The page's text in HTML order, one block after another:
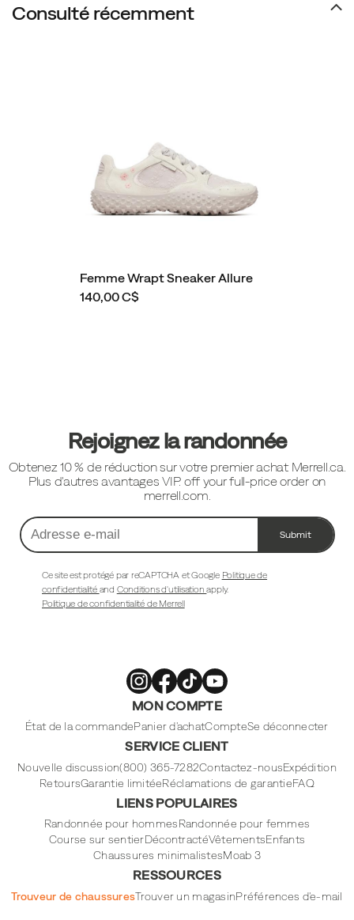
Consulté récemment
Femme Wrapt Sneaker Allure
140,00 C$
page
Rejoignez la randonnée
Obtenez 10 % de réduction sur votre premier achat Merrell.ca.
Plus d'autres avantages VIP. off your full-price order on
merrell.com.
Adresse
e-
mail
Submit
Ce site est protégé par reCAPTCHA et Google Politique de
confidentialité and Conditions d'utilisationapply.
Politique de confidentialité de Merrell
Merrell
Footwear
Merrell
Footwear
sur
Merrell
Footwear
sur
Merrell
Footwear
sur
MON COMPTE
État de la commandePanier d'achatCompteSe déconnecter
SERVICE CLIENT
Nouvelle discussion(800) 365-7282Contactez-nousExpédition
RetoursGarantie limitéeRéclamations de garantieFAQ
LIENS POPULAIRES
Randonnée pour hommesRandonnée pour femmes
Course sur sentierDécontractéVêtementsEnfants
Chaussures minimalistesMoab 3
RESSOURCES
Trouveur de chaussuresTrouver un magasinPréférences d'e-mail